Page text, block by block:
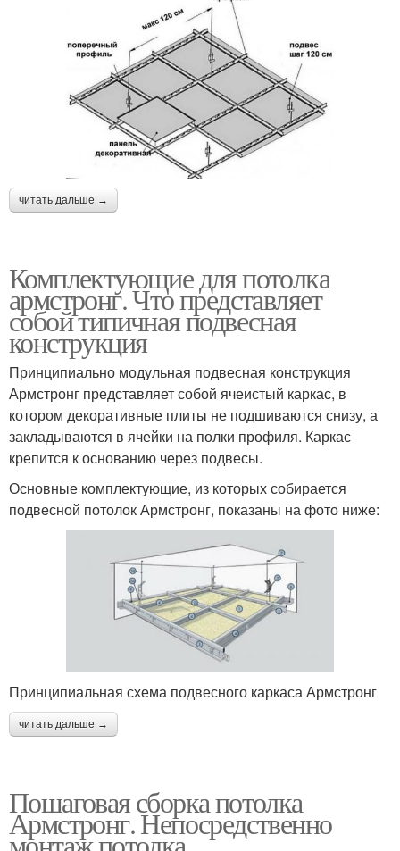
читать дальше →
Комплектующие для потолка
армстронг. Что представляет
собой типичная подвесная
конструкция
Принципиально модульная подвесная конструкция
Армстронг представляет собой ячеистый каркас, в
котором декоративные плиты не подшиваются снизу, а
закладываются в ячейки на полки профиля. Каркас
крепится к основанию через подвесы.
Основные комплектующие, из которых собирается
подвесной потолок Армстронг, показаны на фото ниже:
Принципиальная схема подвесного каркаса Армстронг
читать дальше →
Пошаговая сборка потолка
Армстронг. Непосредственно